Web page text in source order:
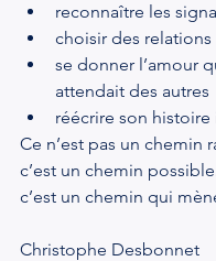
reconnaître les
choisir des relations
se donner l’amour
attendait des autres
réécrire son histoire
Ce n’est pas un chemin
c’est un chemin
c’est un chemin qui
Christophe Desbonnet